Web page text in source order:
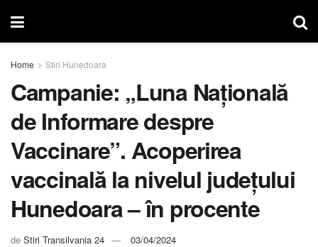
Home Stiri Hunedoara
Campanie: „Luna Națională
de Informare despre
Vaccinare”. Acoperirea
vaccinală la nivelul județului
Hunedoara – în procente
de Stiri Transilvania 24 03/04/2024